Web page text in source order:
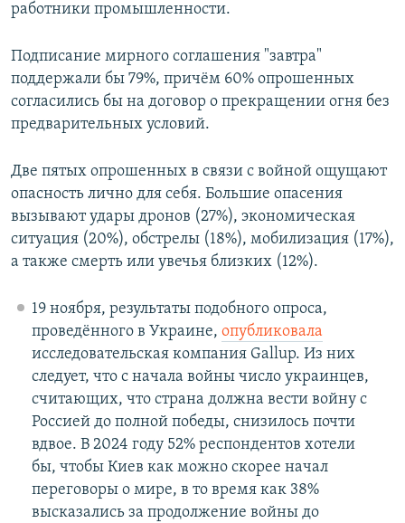
работники промышленности.
Подписание мирного соглашения "завтра"
поддержали бы 79%, причём 60% опрошенных
согласились бы на договор о прекращении огня без
предварительных условий.
Две пятых опрошенных в связи с войной ощущают
опасность лично для себя. Большие опасения
вызывают удары дронов (27%), экономическая
ситуация (20%), обстрелы (18%), мобилизация (17%),
а также смерть или увечья близких (12%).
19 ноября, результаты подобного опроса,
проведённого в Украине, опубликовала
исследовательская компания Gallup. Из них
следует, что с начала войны число украинцев,
считающих, что страна должна вести войну с
Россией до полной победы, снизилось почти
вдвое. В 2024 году 52% респондентов хотели
бы, чтобы Киев как можно скорее начал
переговоры о мире, в то время как 38%
высказались за продолжение войны до